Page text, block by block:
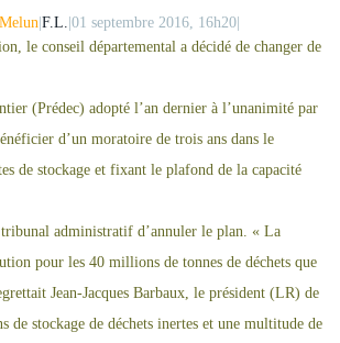
Melun F.L. 01 septembre 2016, 16h20
le conseil départemental a décidé de changer de
(Prédec) adopté l’an dernier à l’unanimité par
d’un moratoire de trois ans dans le
de stockage et fixant le plafond de la capacité
tribunal administratif d’annuler le plan. « La
pour les 40 millions de tonnes de déchets que
Jean-Jacques Barbaux, le président (LR) de
de stockage de déchets inertes et une multitude de